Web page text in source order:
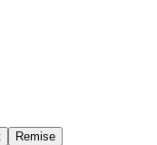
Remise